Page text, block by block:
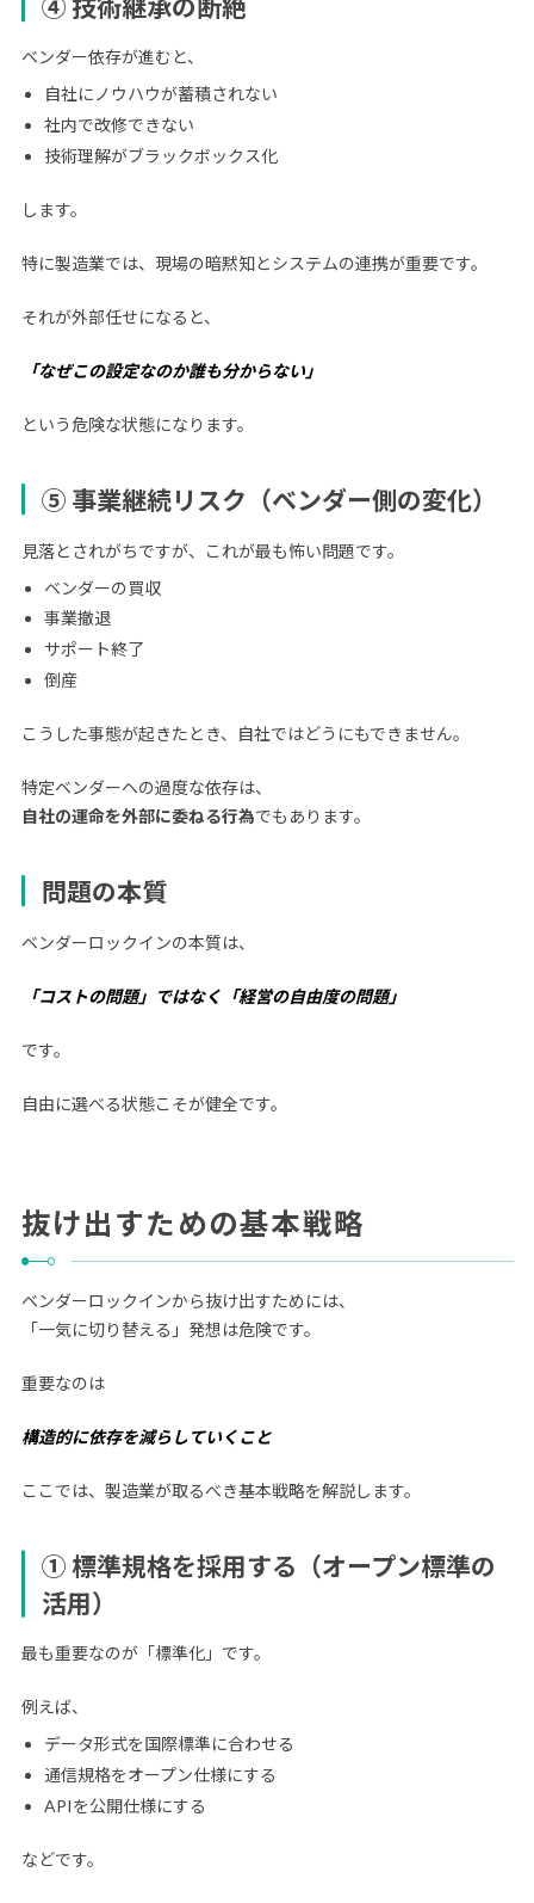
④ 技術継承の断絶
ベンダー依存が進むと、
自社にノウハウが蓄積されない
社内で改修できない
技術理解がブラックボックス化
します。
特に製造業では、現場の暗黙知とシステムの連携が重要です。
それが外部任せになると、
「なぜこの設定なのか誰も分からない」
という危険な状態になります。
⑤ 事業継続リスク（ベンダー側の変化）
見落とされがちですが、これが最も怖い問題です。
ベンダーの買収
事業撤退
サポート終了
倒産
こうした事態が起きたとき、自社ではどうにもできません。
特定ベンダーへの過度な依存は、
自社の運命を外部に委ねる行為でもあります。
問題の本質
ベンダーロックインの本質は、
「コストの問題」ではなく「経営の自由度の問題」
です。
自由に選べる状態こそが健全です。
抜け出すための基本戦略
ベンダーロックインから抜け出すためには、
「一気に切り替える」発想は危険です。
重要なのは
構造的に依存を減らしていくこと
ここでは、製造業が取るべき基本戦略を解説します。
① 標準規格を採用する（オープン標準の
活用）
最も重要なのが「標準化」です。
例えば、
データ形式を国際標準に合わせる
通信規格をオープン仕様にする
APIを公開仕様にする
などです。